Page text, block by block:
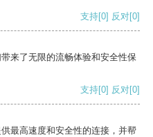
支持[0] 反对[0]
来了无限的流畅体验和安全性保
支持[0] 反对[0]
最高速度和安全性的连接，并帮